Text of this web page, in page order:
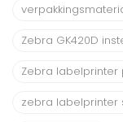
Zebra GK420D
Zebra
zebra labelprinter